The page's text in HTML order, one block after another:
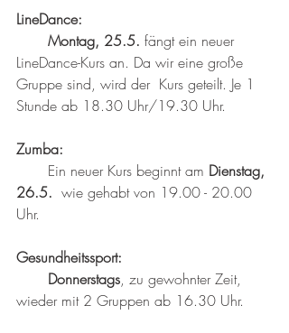
LineDance:
Montag, 25.5. fängt ein neuer
LineDance-Kurs an. Da wir eine große
Gruppe sind, wird der  Kurs geteilt. Je 1
Stunde ab 18.30 Uhr/19.30 Uhr.
Zumba:
       Ein neuer Kurs beginnt am
Dienstag,
26.5. wie gehabt von 19.00 - 20.00
Uhr.
Gesundheitssport:
Donnerstags, zu gewohnter Zeit,
wieder mit 2 Gruppen ab 16.30 Uhr.